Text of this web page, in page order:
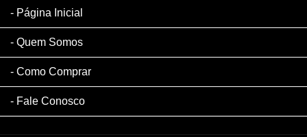
Página Inicial
Quem Somos
Como Comprar
Fale Conosco